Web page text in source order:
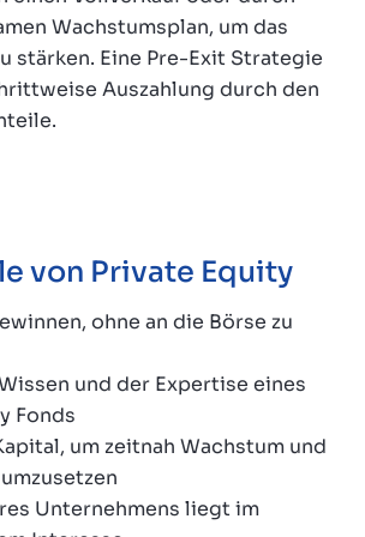
Wachstumsplan, um das
stärken. Eine Pre-Exit Strategie
Auszahlung durch den
von Private Equity
ohne an die Börse zu
und der Expertise eines
Fonds
um zeitnah Wachstum und
Unternehmens liegt im